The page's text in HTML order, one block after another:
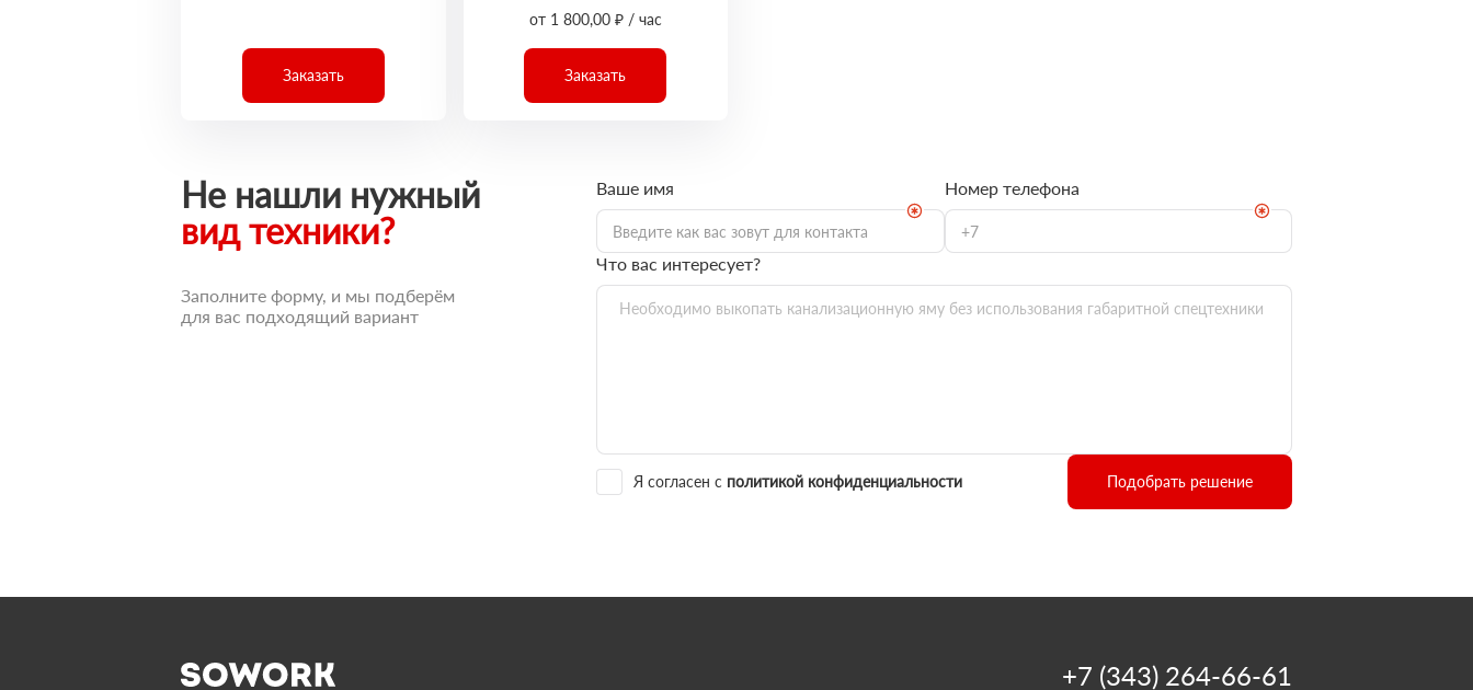
Заказать
от 1 800,00 ₽ / час
Заказать
Не нашли нужный
вид техники?
Заполните форму, и мы подберём
для вас подходящий вариант
Ваше имя Номер телефона
Что вас интересует?
Я согласен с политикой конфиденциальности Подобрать решение
+7 (343) 264-66-61